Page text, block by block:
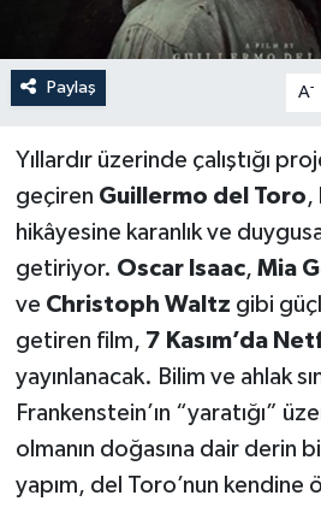
Paylaş A-
Yıllardır üzerinde çalıştığı
geçiren Guillermo del Toro,
hikâyesine karanlık ve
getiriyor. Oscar Isaac, Mia
ve Christoph Waltz gibi
getiren film, 7 Kasım’da
yayınlanacak. Bilim ve ahlak
Frankenstein’ın “yaratığı”
olmanın doğasına dair derin
yapım, del Toro’nun